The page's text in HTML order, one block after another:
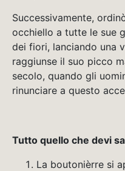
Successivamente,
occhiello a tutte le sue
dei fiori, lanciando una
raggiunse il suo picco
secolo, quando gli
rinunciare a questo
Tutto quello che devi
La boutonièrre si